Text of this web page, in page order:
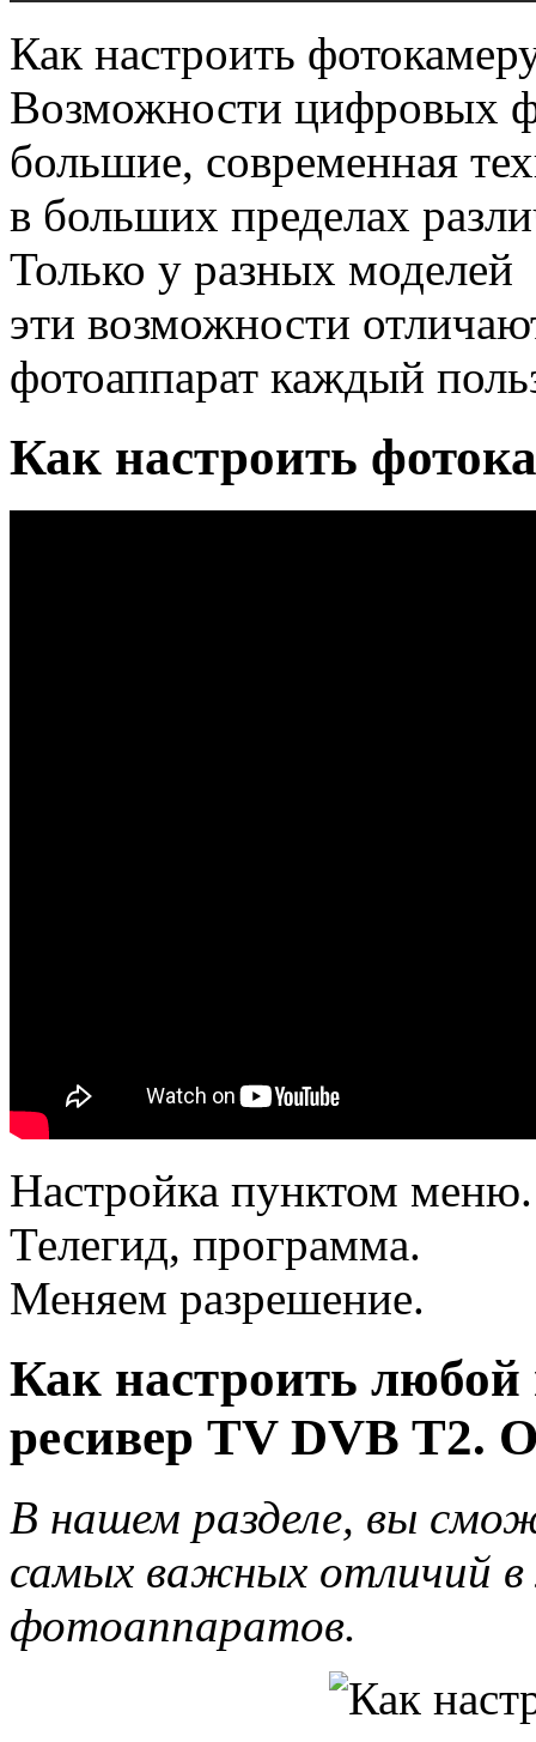
Как настроить
Возможности цифровых
большие, современная
в больших пределах
Только у разных моделей
эти возможности
фотоаппарат каждый
Как настроить
Настройка пунктом меню.
Телегид, программа.
Меняем разрешение.
Как настроить
ресивер TV DVB T2.
В нашем разделе, вы
самых важных отличий в
фотоаппаратов.